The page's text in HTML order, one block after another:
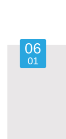
06
01